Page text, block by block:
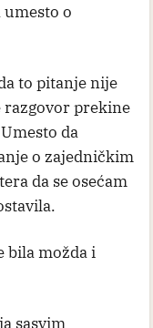
o
to pitanje nije
razgovor prekine
da
o zajedničkim
da se osećam
bila možda i
sasvim